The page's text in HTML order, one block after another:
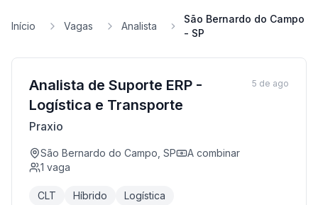
Início Vagas Analista
São Bernardo do Campo
- SP
Analista de Suporte ERP -
Logística e Transporte
Praxio
São Bernardo do Campo, SP
A combinar
1 vaga
CLT Híbrido Logística
5 de ago